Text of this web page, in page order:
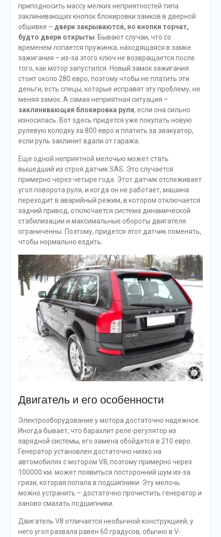
приподносить массу мелких неприятностей типа
заклинивающих кнопок блокировки замков в дверной
обшивке – двери закрываются, но кнопки торчат,
будто двери открыты . Бывают случаи, что со
временем лопается пружинка, находящаяся в замке
зажигания – из-за этого ключ не возвращается после
того, как мотор запустился. Новый замок зажигания
стоит около 280 евро, поэтому чтобы не платить эти
деньги, есть спецы, которые исправят эту проблему, не
меняя замок. А самая неприятная ситуация –
заклинивающая блокировка руля, если она сильно
износилась. Вот здесь придется уже покупать новую
рулевую колодку за 800 евро и платить за эвакуатор,
если руль заклинит вдали от гаража.
Еще одной неприятной мелочью может стать
вышедший из строя датчик SAS. Это случается
примерно через четыре года. Этот датчик отслеживает
угол поворота руля, и когда он не работает, машина
переходит в аварийный режим, в котором отключается
задний привод, отключается система динамической
стабилизации и максимальные обороты двигателя
ограниченны. Поэтому, придется этот датчик поменять,
чтобы нормально ездить.
Двигатель и его особенности
Электрооборудование у мотора достаточно надежное.
Иногда бывает, что барахлит реле-регулятор из
зарядной системы, его замена обойдется в 210 евро.
Генератор установлен достаточно низко на
автомобилях с мотором V8, поэтому примерно через
100000 км. может появиться посторонний шум из-за
грязи, которая попала в подшипники. Эту мелочь
можно устранить – достаточно прочистить генератор и
заново смазать подшипники.
Двигатель V8 отличается необычной конструкцией, у
него угол развала равен 60 градусов, обычно в V-